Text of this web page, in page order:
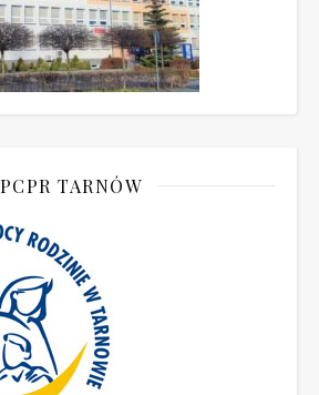
PCPR TARNÓW